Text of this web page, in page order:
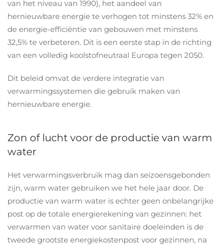
van het niveau van 1990), het aandeel van
hernieuwbare energie te verhogen tot minstens 32% en
de energie-efficiëntie van gebouwen met minstens
32,5% te verbeteren. Dit is een eerste stap in de richting
van een volledig koolstofneutraal Europa tegen 2050.
Dit beleid omvat de verdere integratie van
verwarmingssystemen die gebruik maken van
hernieuwbare energie.
Zon of lucht voor de productie van warm
water
Het verwarmingsverbruik mag dan seizoensgebonden
zijn, warm water gebruiken we het hele jaar door. De
productie van warm water is echter geen onbelangrijke
post op de totale energierekening van gezinnen: het
verwarmen van water voor sanitaire doeleinden is de
tweede grootste energiekostenpost voor gezinnen, na